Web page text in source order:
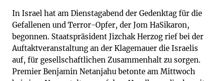
In Israel hat am Dienstagabend der Gedenktag für die
Gefallenen und Terror-Opfer, der Jom HaSikaron,
begonnen. Staatspräsident Jizchak Herzog rief bei der
Auftaktveranstaltung an der Klagemauer die Israelis
auf, für gesellschaftlichen Zusammenhalt zu sorgen.
Premier Benjamin Netanjahu betonte am Mittwoch